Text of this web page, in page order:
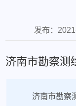
发布：
济南市勘察测
济南市勘察